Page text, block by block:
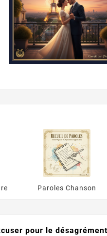
Paroles Chanson
pour le